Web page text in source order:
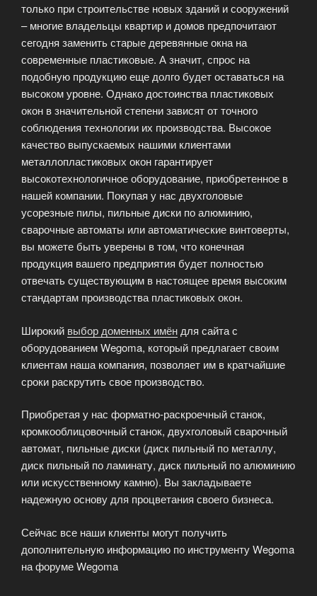
только при строительстве новых зданий и сооружений
– многие владельцы квартир и домов предпочитают
сегодня заменить старые деревянные окна на
современные пластиковые. А значит, спрос на
подобную продукцию еще долго будет оставаться на
высоком уровне. Однако достоинства пластиковых
окон в значительной степени зависят от точного
соблюдения технологии их производства. Высокое
качество выпускаемых нашими клиентами
металлопластиковых окон гарантирует
высокотехнологичное оборудование, приобретенное в
нашей компании. Покупая у нас двухголовые
усорезные пилы, пильные диски по алюминию,
сварочные автоматы или автоматические винтоверты,
вы можете быть уверены в том, что конечная
продукция вашего предприятия будет полностью
отвечать существующим в настоящее время высоким
стандартам производства пластиковых окон.
Широкий выбор доменных имён для сайта с
оборудованием Wegoma, который предлагает своим
клиентам наша компания, позволяет им в кратчайшие
сроки раскрутить свое производство.
Приобретая у нас форматно-раскроечный станок,
кромкооблицовочный станок, двухголовый сварочный
автомат, пильные диски (диск пильный по металлу,
диск пильный по ламинату, диск пильный по алюминию
или искусственному камню). Вы закладываете
надежную основу для процветания своего бизнеса.
Сейчас все наши клиенты могут получить
дополнительную информацию по инструменту Wegoma
на форуме Wegoma